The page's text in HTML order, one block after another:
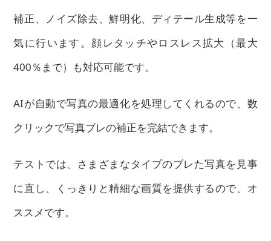
補正、ノイズ除去、鮮明化、ディテール生成等を一
気に行います。顔レタッチやロスレス拡大（最大
400％まで）も対応可能です。
AIが自動で写真の最適化を処理してくれるので、数
クリックで写真ブレの補正を完結できます。
テストでは、さまざまなタイプのブレた写真を見事
に直し、くっきりと精細な画質を提供するので、オ
ススメです。